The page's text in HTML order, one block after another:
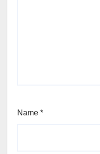
Name *